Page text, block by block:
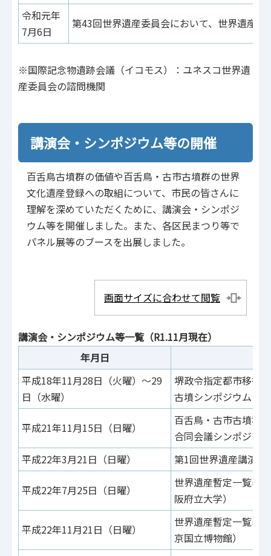
令和元年
7月6日
第43回世界遺産委員会において、世界遺産一
※国際記念物遺跡会議（イコモス）：ユネスコ世界遺
産委員会の諮問機関
講演会・シンポジウム等の開催
百舌鳥古墳群の価値や百舌鳥・古市古墳群の世界
文化遺産登録への取組について、市民の皆さんに
理解を深めていただくために、講演会・シンポジ
ウム等を開催しました。また、各区民まつり等で
パネル展等のブースを出展しました。
画面サイズに合わせて閲覧
講演会・シンポジウム等一覧（R1.11月現在）
年月日
平成18年11月28日（火曜）～29
日（水曜）
堺政令指定都市移行
古墳シンポジウム
平成21年11月15日（日曜）
百舌鳥・古市古墳群
合同会議シンポジウム
平成22年3月21日（日曜）
第1回世界遺産講演会
平成22年7月25日（日曜）
世界遺産暫定一覧表
阪府立大学）
平成22年11月21日（日曜）
世界遺産暫定一覧表
京国立博物館）